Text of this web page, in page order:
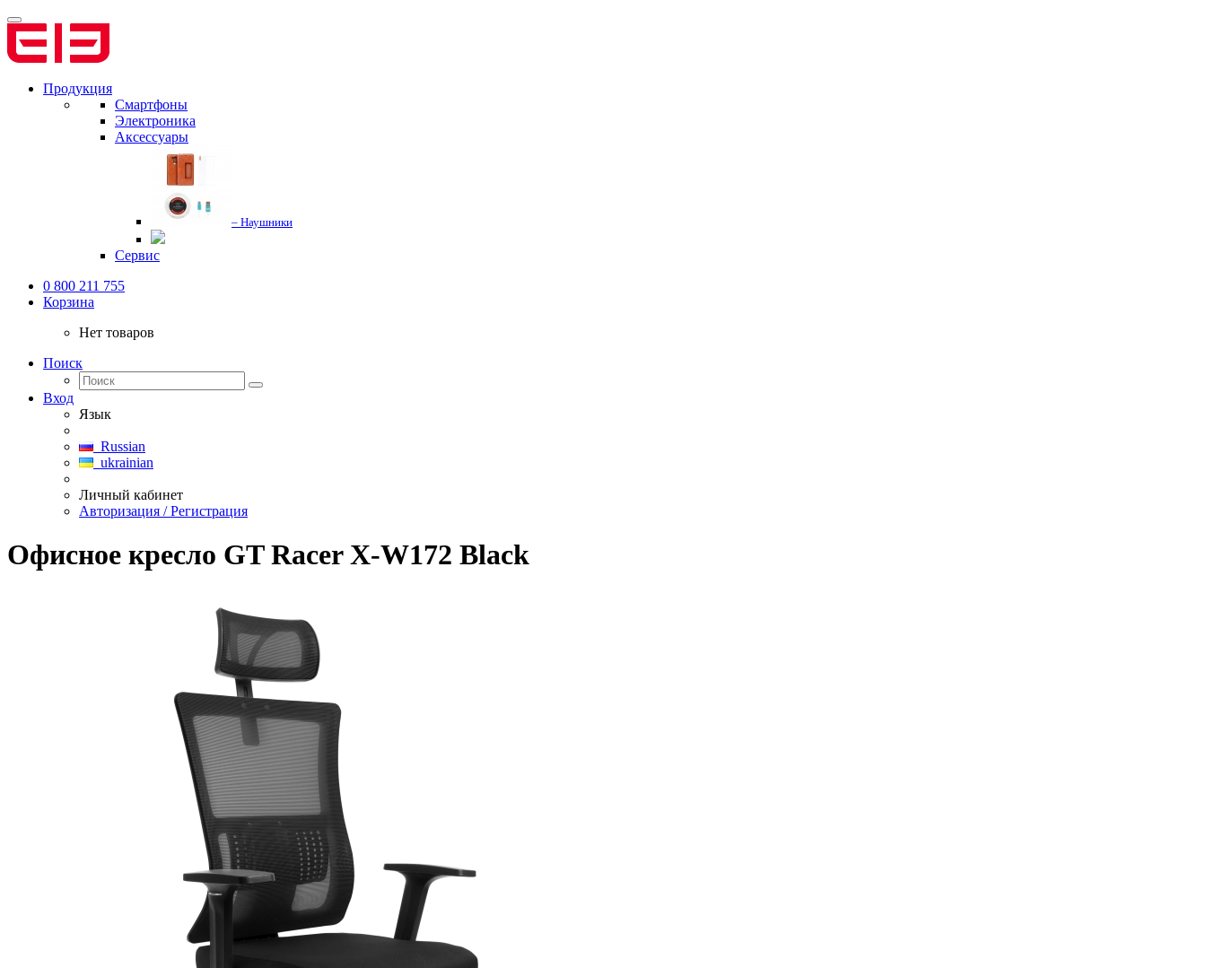
Продукция
Смартфоны
Электроника
Аксессуары
– Наушники
Сервис
0 800 211 755
Корзина
Нет товаров
Поиск
Вход
Язык
Russian
ukrainian
Личный кабинет
Авторизация / Регистрация
Офисное кресло GT Racer X-W172 Black